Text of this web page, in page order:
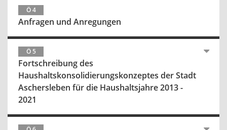
Ö 4
Anfragen und Anregungen
Ö 5
Fortschreibung des
Haushaltskonsolidierungskonzeptes der Stadt
Aschersleben für die Haushaltsjahre 2013 -
2021